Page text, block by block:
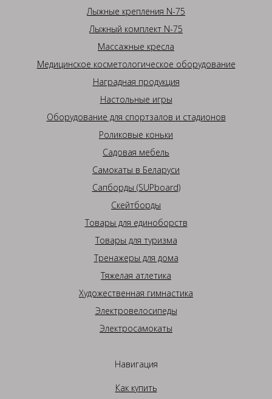
Лыжные крепления N-75
Лыжный комплект N-75
Массажные кресла
Медицинское косметологическое оборудование
Наградная продукция
Настольные игры
Оборудование для спортзалов и стадионов
Роликовые коньки
Садовая мебель
Самокаты в Беларуси
Сапборды (SUPboard)
Скейтборды
Товары для единоборств
Товары для туризма
Тренажеры для дома
Тяжелая атлетика
Художественная гимнастика
Электровелосипеды
Электросамокаты
Навигация
Как купить